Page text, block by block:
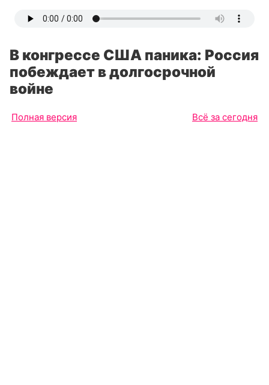
В конгрессе США паника: Россия
побеждает в долгосрочной
войне
Полная версия Всё за сегодня